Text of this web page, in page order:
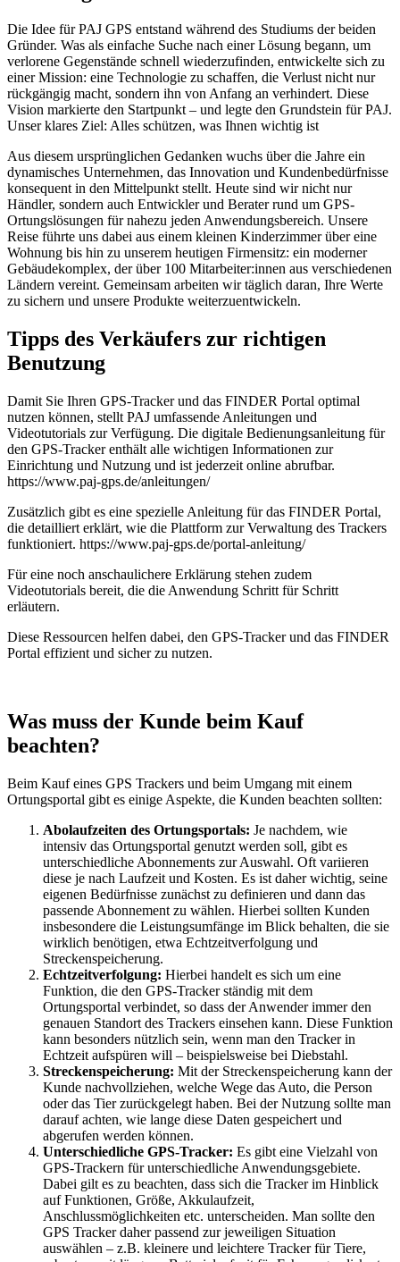
Die Idee für PAJ GPS entstand während des Studiums der beiden
Gründer. Was als einfache Suche nach einer Lösung begann, um
verlorene Gegenstände schnell wiederzufinden, entwickelte sich zu
einer Mission: eine Technologie zu schaffen, die Verlust nicht nur
rückgängig macht, sondern ihn von Anfang an verhindert. Diese
Vision markierte den Startpunkt – und legte den Grundstein für PAJ.
Unser klares Ziel: Alles schützen, was Ihnen wichtig ist
Aus diesem ursprünglichen Gedanken wuchs über die Jahre ein
dynamisches Unternehmen, das Innovation und Kundenbedürfnisse
konsequent in den Mittelpunkt stellt. Heute sind wir nicht nur
Händler, sondern auch Entwickler und Berater rund um GPS-
Ortungslösungen für nahezu jeden Anwendungsbereich. Unsere
Reise führte uns dabei aus einem kleinen Kinderzimmer über eine
Wohnung bis hin zu unserem heutigen Firmensitz: ein moderner
Gebäudekomplex, der über 100 Mitarbeiter:innen aus verschiedenen
Ländern vereint. Gemeinsam arbeiten wir täglich daran, Ihre Werte
zu sichern und unsere Produkte weiterzuentwickeln.
Tipps des Verkäufers zur richtigen
Benutzung
Damit Sie Ihren GPS-Tracker und das FINDER Portal optimal
nutzen können, stellt PAJ umfassende Anleitungen und
Videotutorials zur Verfügung. Die digitale Bedienungsanleitung für
den GPS-Tracker enthält alle wichtigen Informationen zur
Einrichtung und Nutzung und ist jederzeit online abrufbar.
https://www.paj-gps.de/anleitungen/
Zusätzlich gibt es eine spezielle Anleitung für das FINDER Portal,
die detailliert erklärt, wie die Plattform zur Verwaltung des Trackers
funktioniert. https://www.paj-gps.de/portal-anleitung/
Für eine noch anschaulichere Erklärung stehen zudem
Videotutorials bereit, die die Anwendung Schritt für Schritt
erläutern.
Diese Ressourcen helfen dabei, den GPS-Tracker und das FINDER
Portal effizient und sicher zu nutzen.
Was muss der Kunde beim Kauf
beachten?
Beim Kauf eines GPS Trackers und beim Umgang mit einem
Ortungsportal gibt es einige Aspekte, die Kunden beachten sollten:
Abolaufzeiten des Ortungsportals: Je nachdem, wie
intensiv das Ortungsportal genutzt werden soll, gibt es
unterschiedliche Abonnements zur Auswahl. Oft variieren
diese je nach Laufzeit und Kosten. Es ist daher wichtig, seine
eigenen Bedürfnisse zunächst zu definieren und dann das
passende Abonnement zu wählen. Hierbei sollten Kunden
insbesondere die Leistungsumfänge im Blick behalten, die sie
wirklich benötigen, etwa Echtzeitverfolgung und
Streckenspeicherung.
Echtzeitverfolgung: Hierbei handelt es sich um eine
Funktion, die den GPS-Tracker ständig mit dem
Ortungsportal verbindet, so dass der Anwender immer den
genauen Standort des Trackers einsehen kann. Diese Funktion
kann besonders nützlich sein, wenn man den Tracker in
Echtzeit aufspüren will – beispielsweise bei Diebstahl.
Streckenspeicherung: Mit der Streckenspeicherung kann der
Kunde nachvollziehen, welche Wege das Auto, die Person
oder das Tier zurückgelegt haben. Bei der Nutzung sollte man
darauf achten, wie lange diese Daten gespeichert und
abgerufen werden können.
Unterschiedliche GPS-Tracker: Es gibt eine Vielzahl von
GPS-Trackern für unterschiedliche Anwendungsgebiete.
Dabei gilt es zu beachten, dass sich die Tracker im Hinblick
auf Funktionen, Größe, Akkulaufzeit,
Anschlussmöglichkeiten etc. unterscheiden. Man sollte den
GPS Tracker daher passend zur jeweiligen Situation
auswählen – z.B. kleinere und leichtere Tracker für Tiere,